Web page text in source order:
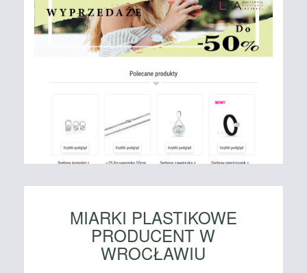
MIARKI PLASTIKOWE
PRODUCENT W
WROCŁAWIU